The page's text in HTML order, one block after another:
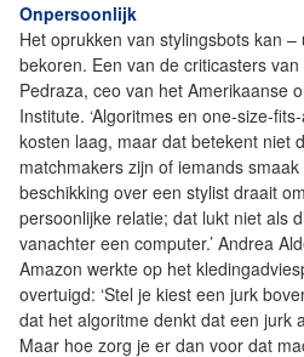
Onpersoonlijk
Het oprukken van stylingsbots kan
bekoren. Een van de criticasters
Pedraza, ceo van het Amerikaanse
Institute. ‘Algoritmes en one-size-
kosten laag, maar dat betekent niet
matchmakers zijn of iemands
beschikking over een stylist draait
persoonlijke relatie; dat lukt niet als
vanachter een computer.’ Andrea
Amazon werkte op het
overtuigd: ‘Stel je kiest een jurk
dat het algoritme denkt dat een jurk
Maar hoe zorg je er dan voor dat